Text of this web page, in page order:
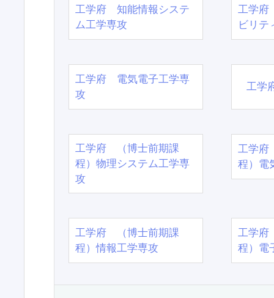
工学府 知能情報システ
ム工学専攻
工学府
ビリテ
工学府 電気電子工学専
攻
工学
工学府 （博士前期課
程）物理システム工学専
攻
工学
程）電
工学府 （博士前期課
程）情報工学専攻
工学
程）電